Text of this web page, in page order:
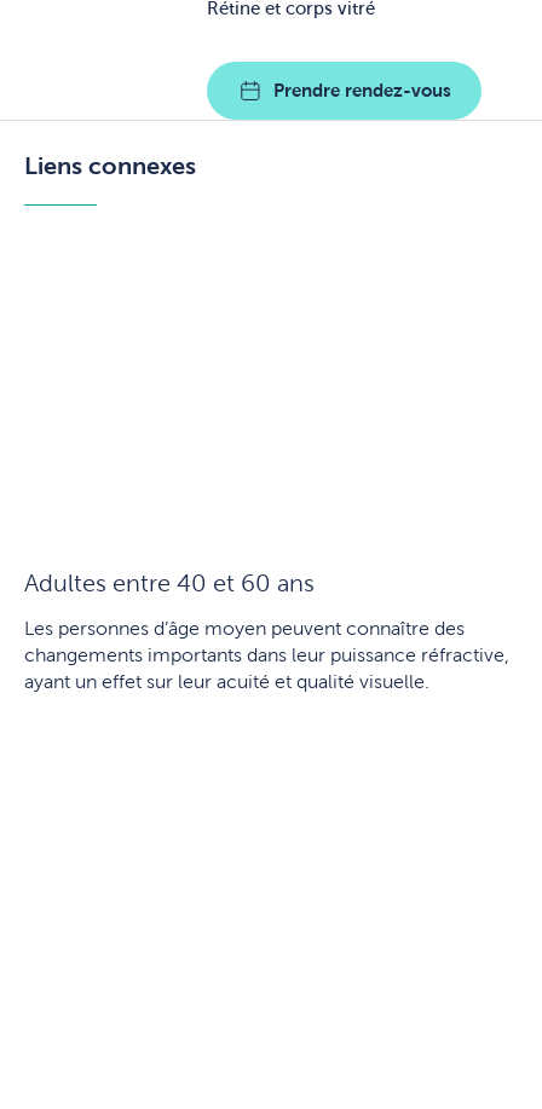
Rétine et corps vitré
Prendre rendez-vous
Liens connexes
Adultes entre 40 et 60 ans
Les personnes d’âge moyen peuvent connaître des
changements importants dans leur puissance réfractive,
ayant un effet sur leur acuité et qualité visuelle.